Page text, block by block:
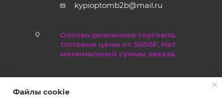
kypioptomb2b@mail.ru
Оптово-розничная торговля.
Оптовые цены от 5000₽. Нет
минимальной суммы заказа.
Файлы cookie